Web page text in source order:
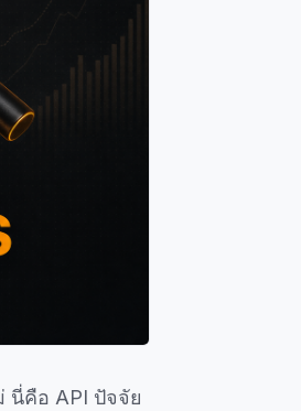
นี่คือ API ปัจจัย